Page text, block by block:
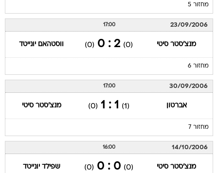
מחזור 5
23/09/2006
17:00
מנצ'סטר סיטי (0)
2 : 0
(0) ווסטהאם יונייטד
מחזור 6
30/09/2006
17:00
אברטון (1)
1 : 1
(0) מנצ'סטר סיטי
מחזור 7
14/10/2006
16:00
מנצ'סטר סיטי (0)
0 : 0
(0) שפילד יונייטד